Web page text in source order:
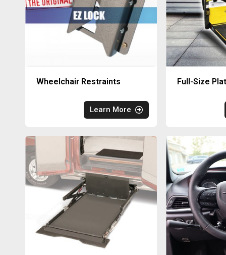
Wheelchair Restraints
Learn More
Full-Size